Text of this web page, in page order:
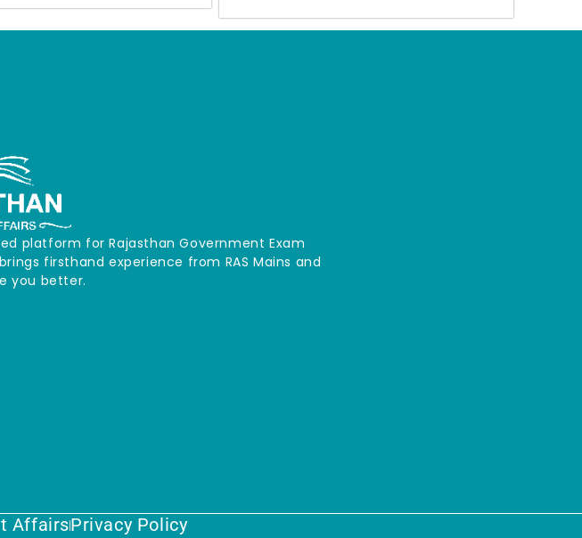
platform for Rajasthan Government Exam
firsthand experience from RAS Mains and
you better.
AffairsPrivacy Policy